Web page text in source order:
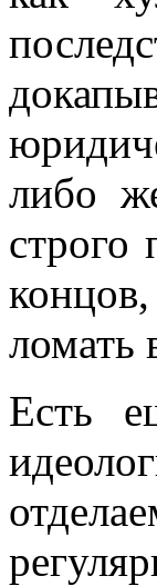
либо
строго
ломать
Есть